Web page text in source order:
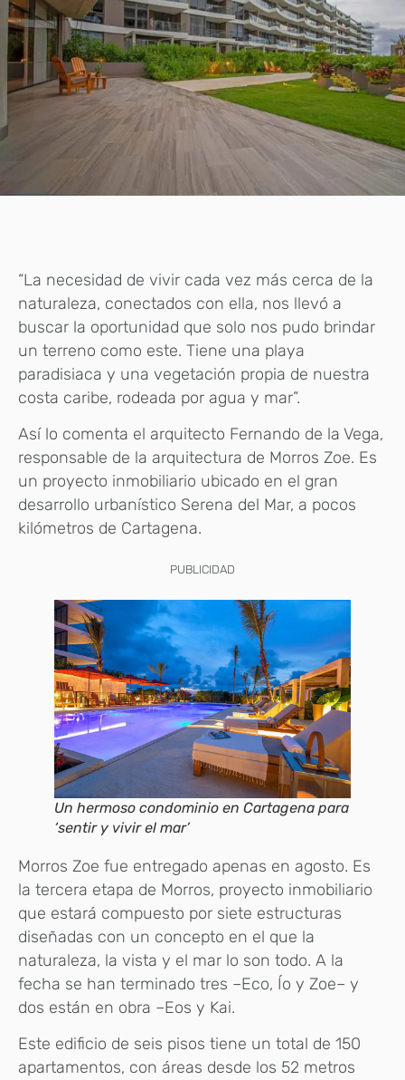
“La necesidad de vivir cada vez más cerca de la
naturaleza, conectados con ella, nos llevó a
buscar la oportunidad que solo nos pudo brindar
un terreno como este. Tiene una playa
paradisiaca y una vegetación propia de nuestra
costa caribe, rodeada por agua y mar”.
Así lo comenta el arquitecto Fernando de la Vega,
responsable de la arquitectura de Morros Zoe. Es
un proyecto inmobiliario ubicado en el gran
desarrollo urbanístico Serena del Mar, a pocos
kilómetros de Cartagena.
PUBLICIDAD
Un hermoso condominio en Cartagena para
‘sentir y vivir el mar’
Morros Zoe fue entregado apenas en agosto. Es
la tercera etapa de Morros, proyecto inmobiliario
que estará compuesto por siete estructuras
diseñadas con un concepto en el que la
naturaleza, la vista y el mar lo son todo. A la
fecha se han terminado tres –Eco, Ío y Zoe– y
dos están en obra –Eos y Kai.
Este edificio de seis pisos tiene un total de 150
apartamentos, con áreas desde los 52 metros